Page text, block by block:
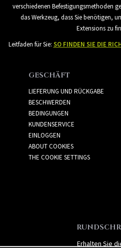
verschiedenen Befestigungsmethoden
das Werkzeug, dass Sie benötigen,
Extensions zu
Leitfaden für Sie: SO FINDEN SIE DIE
GESCHÄFT
LIEFERUNG UND RÜCKGABE
BESCHWERDEN
BEDINGUNGEN
KUNDENSERVICE
EINLOGGEN
ABOUT COOKIES
THE COOKIE SETTINGS
Erhalten Sie